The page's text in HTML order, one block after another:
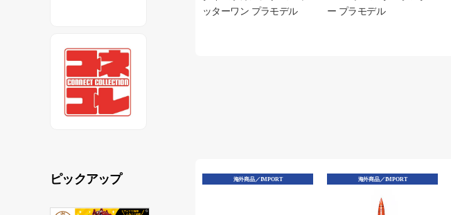
ッターワン プラモデル
ー プラモデル
海外商品／IMPORT 海外商品／IMPORT
ピックアップ